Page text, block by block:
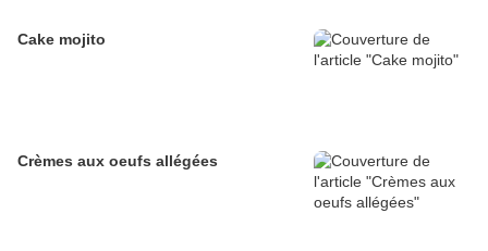
Cake mojito
Crèmes aux oeufs allégées